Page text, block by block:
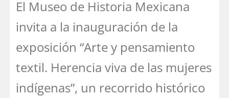
El Museo de Historia Mexicana
invita a la inauguración de la
exposición “Arte y pensamiento
textil. Herencia viva de las mujeres
indígenas”, un recorrido histórico